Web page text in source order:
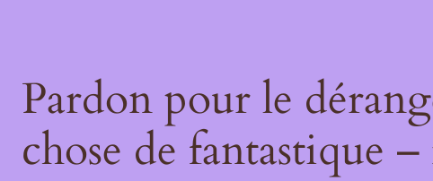
Pardon pour le
chose de fantastique